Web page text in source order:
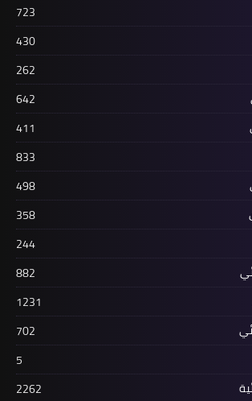
723
430
262
642
411
833
498
358
244
882
1231
702
5
2262